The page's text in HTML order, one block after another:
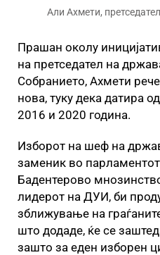
Али Ахмети,
Прашан околу
на претседател на
Собранието, Ахмети
нова, туку дека датира
2016 и 2020 година.
Изборот на шеф на
заменик во
Бадентерово
лидерот на ДУИ, би
зближување на
што додаде, ќе се
зашто за еден изборен